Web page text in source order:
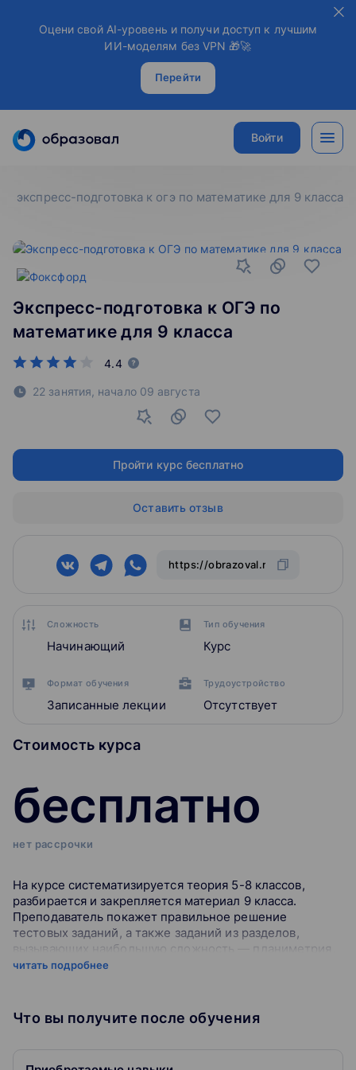
Оцени свой AI-уровень и получи доступ к лучшим
ИИ-моделям без VPN 🎁🚀
Перейти
Войти
экспресс-подготовка к огэ по математике для 9 класса
Сложность
Начинающий
Тип обучения
Курс
Формат обучения
Записанные лекции
Трудоустройство
Отсутствует
Стоимость курса
бесплатно
нет рассрочки
На курсе систематизируется теория 5-8 классов,
разбирается и закрепляется материал 9 класса.
Преподаватель покажет правильное решение
тестовых заданий, а также заданий из разделов,
вызывающих наибольшую сложность — планиметрия,
геометрия, графики и функции.
Решите уникальные пробные варианты ОГЭ,
читать подробнее
Что вы получите после обучения
Экспресс-подготовка к ОГЭ по
математике для 9 класса
4.4
22 занятия, начало 09 августа
Пройти курс бесплатно
Оставить отзыв